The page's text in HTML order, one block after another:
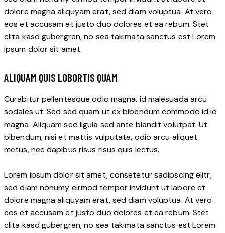
dolore magna aliquyam erat, sed diam voluptua. At vero
eos et accusam et justo duo dolores et ea rebum. Stet
clita kasd gubergren, no sea takimata sanctus est Lorem
ipsum dolor sit amet.
ALIQUAM QUIS LOBORTIS QUAM
Curabitur pellentesque odio magna, id malesuada arcu
sodales ut. Sed sed quam ut ex bibendum commodo id id
magna. Aliquam sed ligula sed ante blandit volutpat. Ut
bibendum, nisi et mattis vulputate, odio arcu aliquet
metus, nec dapibus risus risus quis lectus.
Lorem ipsum dolor sit amet, consetetur sadipscing elitr,
sed diam nonumy eirmod tempor invidunt ut labore et
dolore magna aliquyam erat, sed diam voluptua. At vero
eos et accusam et justo duo dolores et ea rebum. Stet
clita kasd gubergren, no sea takimata sanctus est Lorem